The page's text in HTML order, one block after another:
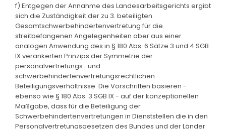
f) Entgegen der Annahme des Landesarbeitsgerichts ergibt
sich die Zuständigkeit der zu 3. beteiligten
Gesamtschwerbehindertenvertretung für die
streitbefangenen Angelegenheiten aber aus einer
analogen Anwendung des in § 180 Abs. 6 Sätze 3 und 4 SGB
IX verankerten Prinzips der Symmetrie der
personalvertretungs- und
schwerbehindertenvertretungsrechtlichen
Beteiligungsverhältnisse. Die Vorschriften basieren -
ebenso wie § 180 Abs. 3 SGB IX - auf der konzeptionellen
Maßgabe, dass für die Beteiligung der
Schwerbehindertenvertretungen in Dienststellen die in den
Personalvertretungsgesetzen des Bundes und der Länder